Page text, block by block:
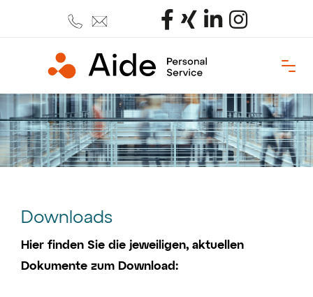
Downloads
Hier finden Sie die jeweiligen, aktuellen
Dokumente zum Download: